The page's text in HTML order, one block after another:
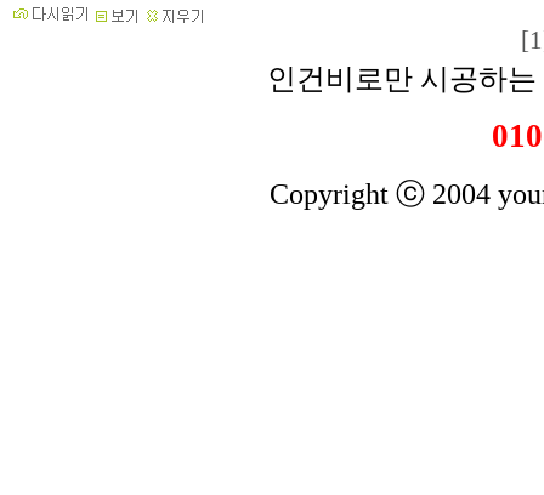
인건비로만 시공하
Copyright ⓒ 2004